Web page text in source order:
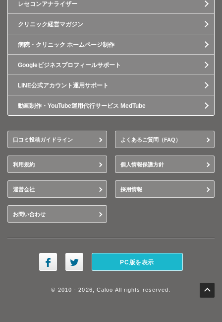
レセコンアナライザー
クリニック経営マガジン
病院・クリニック ホームページ制作
Googleビジネスプロフィールサポート
LINE公式アカウント運用サポート
動画制作・YouTube運用代行サービス MedTube
口コミ投稿ガイドライン よくあるご質問（FAQ）
利用規約 個人情報保護方針
運営会社 採用情報
お問い合わせ
PC版を表示
© 2010 - 2026, Caloo All rights reserved.